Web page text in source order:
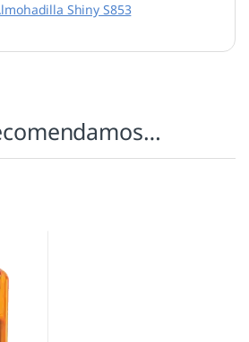
Shiny S853